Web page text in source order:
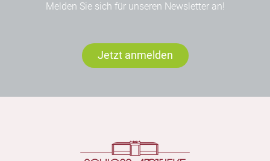
Melden Sie sich für unseren Newsletter an!
Jetzt anmelden